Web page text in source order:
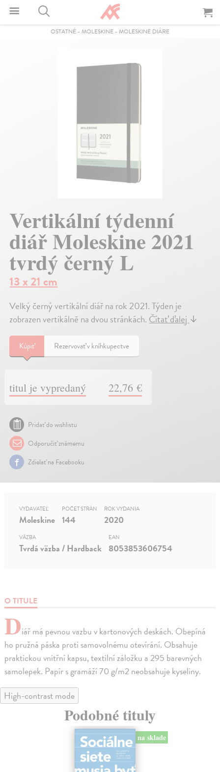
OSTATNÉ - MOLESKINE - MOLESKINE DIÁRE
Vertikální týdenní
diář Moleskine 2021
tvrdý černý L
13 x 21 cm
Velký černý vertikální diář na rok 2021. Týden je
zobrazen vertikálně na dvou stránkách.Čítať ďalej↓
Kúpiť Rezervovať v kníhkupectve
titul je vypredaný 22,76 €
Pridať do wishlistu
Odporučiť známemu
Zdielať na Facebooku
O TITULE
Diář má pevnou vazbu v kartonových deskách. Obepíná
ho pružná páska proti samovolnému otevírání. Obsahuje
praktickou vnitřní kapsu, textilní záložku a 295 barevných
samolepek. Papír s gramáží 70 g/m2 neobsahuje kyseliny.
VYDAVATEĽ
Moleskine
POČET STRÁN
144
ROK VYDANIA
2020
VÄZBA
Tvrdá väzba / Hardback
EAN
8053853606754
High-contrast mode
Podobné tituly
na sklade